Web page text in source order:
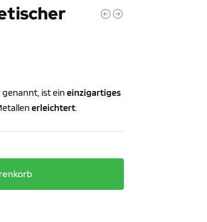
genannt, ist eineinzigartiges
erleichtert.